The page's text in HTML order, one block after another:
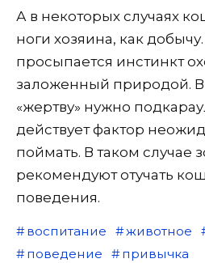
А в некоторых случаях
ноги хозяина, как
просыпается инстинкт
заложенный природой. В
«жертву» нужно
действует фактор
поймать. В таком случае
рекомендуют отучать
поведения.
воспитание животное
поведение
привычка